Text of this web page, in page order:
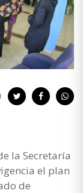
la Secretaría
el plan
de